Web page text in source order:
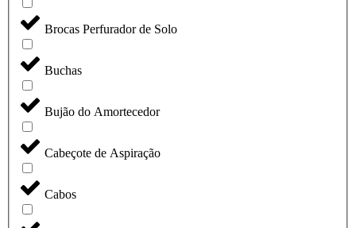
Brocas Perfurador de Solo
Buchas
Bujão do Amortecedor
Cabeçote de Aspiração
Cabos